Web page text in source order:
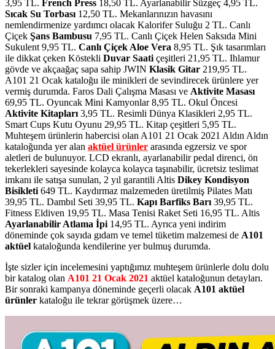
3,95 TL. French Press 18,50 TL. Ayarlanabilir Süzgeç 4,95 TL.
Sıcak Su Torbası12,50 TL. Mekanlarınızın havasını
nemlendirmenize yardımcı olacak Kalorifer Suluğu 2 TL. Canlı
Çiçek Şans Bambusu 7,95 TL. Canlı Çiçek Helen Saksıda Mini
Sukulent 9,95 TL. Canlı Çiçek Aloe Vera 8,95 TL. Şık tasarımları
ile dikkat çeken Köstekli Duvar Saatiçeşitleri 21,95 TL. Ihlamur
gövde ve akçaağaç sapa sahip JWIN Klasik Gitar 219,95 TL.
A101 21 Ocak kataloğu ile minikleri de sevindirecek ürünlere yer
vermiş durumda. Faros Dali Çalışma Masası ve Aktivite Masası
69,95 TL. Oyuncak Mini Kamyonlar 8,95 TL. Okul Öncesi
Aktivite Kitapları3,95 TL. Resimli Dünya Klasikleri 2,95 TL.
Smart Cups Kutu Oyunu 29,95 TL. Kitap çeşitleri 5,95 TL.
Muhteşem ürünlerin habercisi olan A101 21 Ocak 2021 Aldın Aldın
kataloğunda yer alan aktüel ürünler arasında egzersiz ve spor
aletleri de bulunuyor. LCD ekranlı, ayarlanabilir pedal direnci, ön
tekerlekleri sayesinde kolayca kolayca taşınabilir, ücretsiz teslimat
imkanı ile satışa sunulan, 2 yıl garantili Altis Dikey Kondisyon
Bisikleti649 TL. Kaydırmaz malzemeden üretilmiş Pilates Matı
39,95 TL. Dambıl Seti 39,95 TL. Kapı Barfiks Barı39,95 TL.
Fitness Eldiven 19,95 TL. Masa Tenisi Raket Seti 16,95 TL. Altis
Ayarlanabilir Atlama İpi14,95 TL. Ayrıca yeni indirim
döneminde çok sayıda gıdam ve temel tüketim malzemesi de A101
aktüel kataloğunda kendilerine yer bulmuş durumda.
İşte sizler için incelemesini yaptığımız muhteşem ürünlerle dolu dolu
bir katalog olan A101 21 Ocak 2021 aktüel kataloğunun detayları.
Bir sonraki kampanya döneminde geçerli olacak A101 aktüel
ürünler kataloğu ile tekrar görüşmek üzere…